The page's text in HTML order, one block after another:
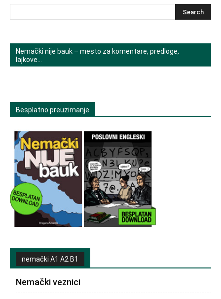
Nemački nije bauk – mesto za komentare, predloge,
lajkove…
Besplatno preuzimanje
nemački A1 A2 B1
Nemački veznici